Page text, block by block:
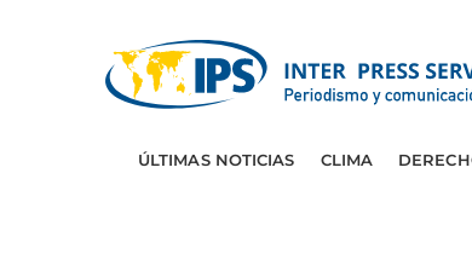
ÚLTIMAS NOTICIAS CLIMA